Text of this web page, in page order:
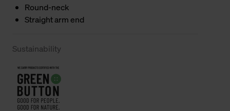
Round-neck
Straight arm end
Sustainability